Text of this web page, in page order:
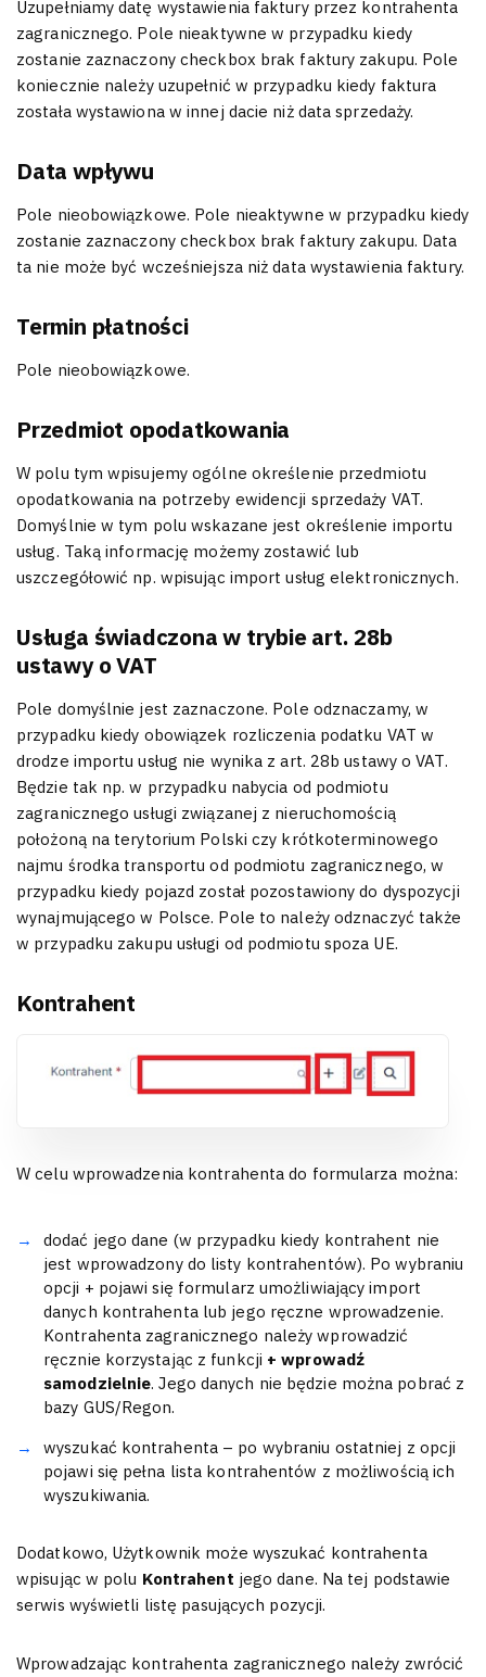
Uzupełniamy datę wystawienia faktury przez kontrahenta
zagranicznego. Pole nieaktywne w przypadku kiedy
zostanie zaznaczony checkbox brak faktury zakupu. Pole
koniecznie należy uzupełnić w przypadku kiedy faktura
została wystawiona w innej dacie niż data sprzedaży.
Data wpływu
Pole nieobowiązkowe. Pole nieaktywne w przypadku kiedy
zostanie zaznaczony checkbox brak faktury zakupu. Data
ta nie może być wcześniejsza niż data wystawienia faktury.
Termin płatności
Pole nieobowiązkowe.
Przedmiot opodatkowania
W polu tym wpisujemy ogólne określenie przedmiotu
opodatkowania na potrzeby ewidencji sprzedaży VAT.
Domyślnie w tym polu wskazane jest określenie importu
usług. Taką informację możemy zostawić lub
uszczegółowić np. wpisując import usług elektronicznych.
Usługa świadczona w trybie art. 28b
ustawy o VAT
Pole domyślnie jest zaznaczone. Pole odznaczamy, w
przypadku kiedy obowiązek rozliczenia podatku VAT w
drodze importu usług nie wynika z art. 28b ustawy o VAT.
Będzie tak np. w przypadku nabycia od podmiotu
zagranicznego usługi związanej z nieruchomością
położoną na terytorium Polski czy krótkoterminowego
najmu środka transportu od podmiotu zagranicznego, w
przypadku kiedy pojazd został pozostawiony do dyspozycji
wynajmującego w Polsce. Pole to należy odznaczyć także
w przypadku zakupu usługi od podmiotu spoza UE.
Kontrahent
W celu wprowadzenia kontrahenta do formularza można:
dodać jego dane (w przypadku kiedy kontrahent nie
jest wprowadzony do listy kontrahentów). Po wybraniu
opcji + pojawi się formularz umożliwiający import
danych kontrahenta lub jego ręczne wprowadzenie.
Kontrahenta zagranicznego należy wprowadzić
ręcznie korzystając z funkcji + wprowadź
samodzielnie. Jego danych nie będzie można pobrać z
bazy GUS/Regon.
wyszukać kontrahenta – po wybraniu ostatniej z opcji
pojawi się pełna lista kontrahentów z możliwością ich
wyszukiwania.
Dodatkowo, Użytkownik może wyszukać kontrahenta
wpisując w polu Kontrahent jego dane. Na tej podstawie
serwis wyświetli listę pasujących pozycji.
Wprowadzając kontrahenta zagranicznego należy zwrócić